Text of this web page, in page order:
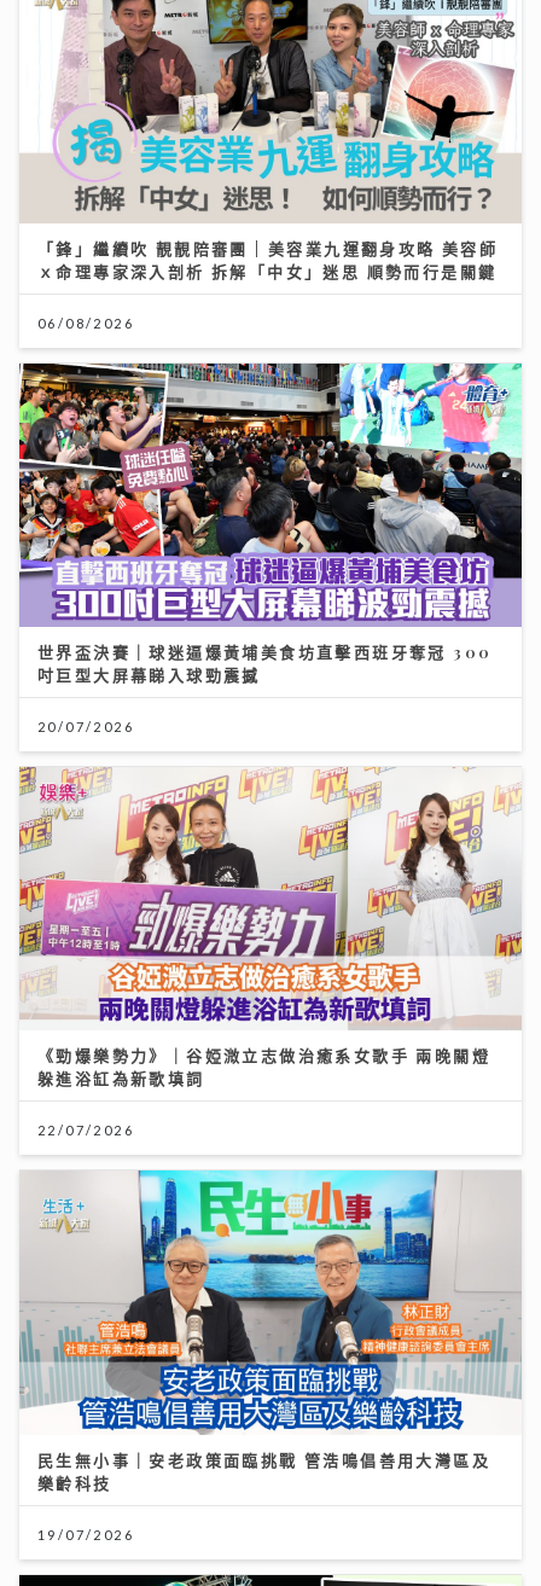
「鋒」繼續吹 靚靚陪審團 | 美容業九運翻身攻略 美容師
ｘ命理專家深入剖析 拆解「中女」迷思 順勢而行是關鍵
06/08/2026
世界盃決賽｜球迷逼爆黃埔美食坊直擊西班牙奪冠 300
吋巨型大屏幕睇入球勁震撼
20/07/2026
《勁爆樂勢力》｜谷婭溦立志做治癒系女歌手 兩晚關燈
躲進浴缸為新歌填詞
22/07/2026
民生無小事｜安老政策面臨挑戰 管浩鳴倡善用大灣區及
樂齡科技
19/07/2026